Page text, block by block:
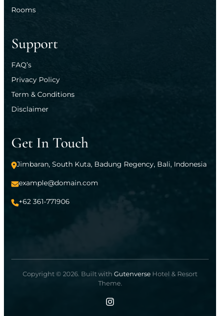
Rooms
Support
FAQ’s
Privacy Policy
Term & Conditions
Disclaimer
Get In Touch
Jimbaran, South Kuta, Badung Regency, Bali, Indonesia
example@domain.com
+62 361-771906
Copyright © 2026. Built with Gutenverse Hotel & Resort
Theme.